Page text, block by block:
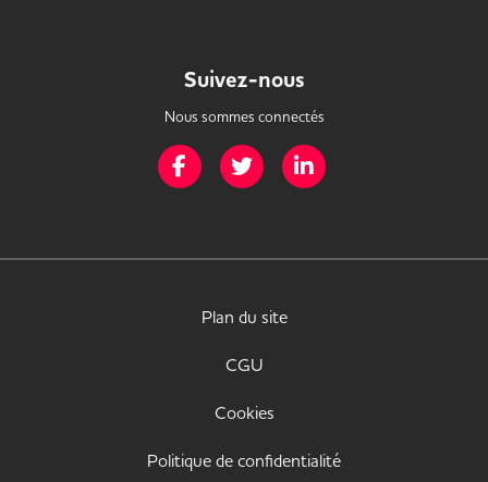
Suivez-nous
Nous sommes connectés
Page Facebook de Mission Handicap
Page Twitter de Mission Handicap
Plan du site
CGU
Cookies
Politique de confidentialité